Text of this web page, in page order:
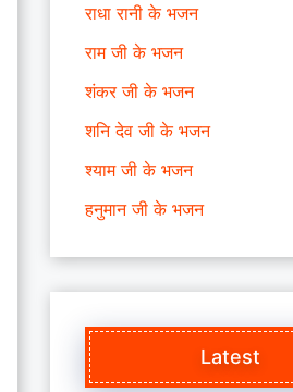
राधा रानी के भजन
राम जी के भजन
शंकर जी के भजन
शनि देव जी के भजन
श्याम जी के भजन
हनुमान जी के भजन
Latest